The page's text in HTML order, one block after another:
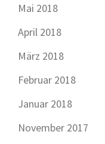
Mai 2018
April 2018
März 2018
Februar 2018
Januar 2018
November 2017